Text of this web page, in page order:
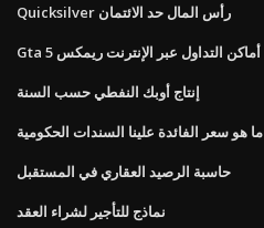
Quicksilver رأس المال حد الائتمان
Gta 5 أماكن التداول عبر الإنترنت ريمكس
إنتاج أوبك النفطي حسب السنة
ما هو سعر الفائدة علينا السندات الحكومية
حاسبة الرصيد العقاري في المستقبل
نماذج للتأجير لشراء العقد